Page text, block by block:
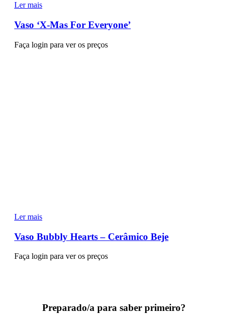
Ler mais
Vaso ‘X-Mas For Everyone’
Faça login para ver os preços
Ler mais
Vaso Bubbly Hearts – Cerâmico Beje
Faça login para ver os preços
Preparado/a para saber primeiro?